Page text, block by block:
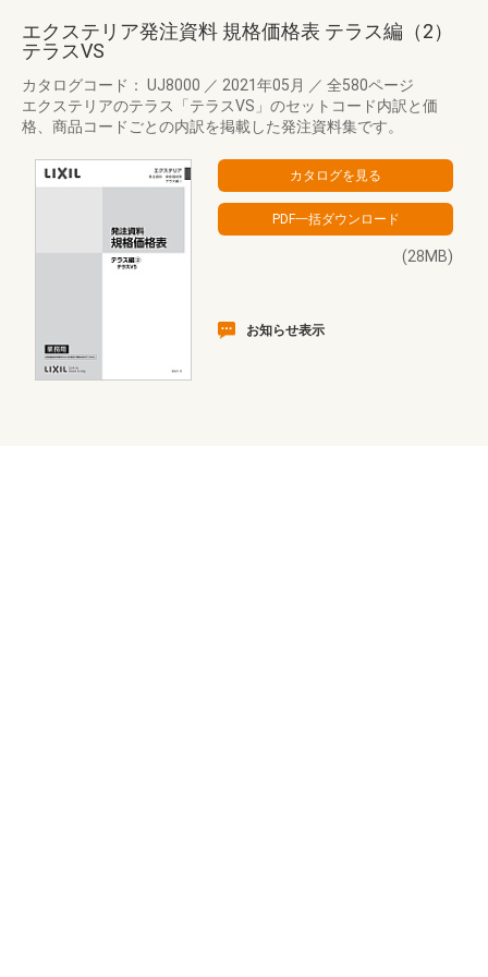
エクステリア発注資料 規格価格表 テラス編（2）
テラスVS
カタログコード： UJ8000 ／ 2021年05月 ／ 全580ページ
エクステリアのテラス「テラスVS」のセットコード内訳と価
格、商品コードごとの内訳を掲載した発注資料集です。
(28MB)
お知らせ表示